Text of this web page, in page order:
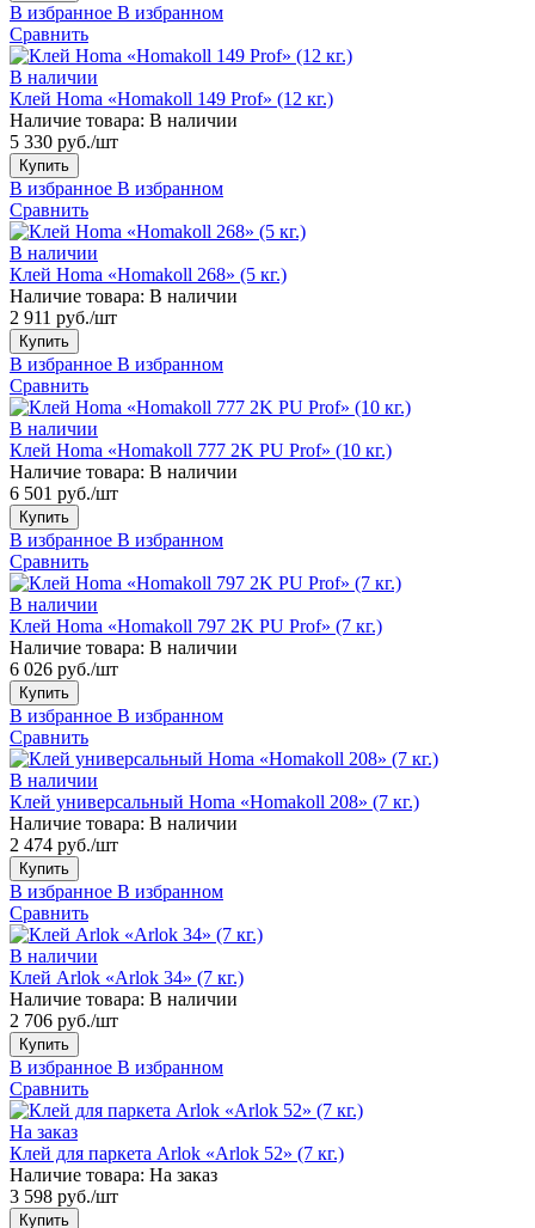
В избранное В избранном
Сравнить
В наличии
Клей Homa «Homakoll 149 Prof» (12 кг.)
Наличие товара: В наличии
5 330 руб./шт
Купить
В избранное В избранном
Сравнить
В наличии
Клей Homa «Homakoll 268» (5 кг.)
Наличие товара: В наличии
2 911 руб./шт
Купить
В избранное В избранном
Сравнить
В наличии
Клей Homa «Homakoll 777 2K PU Prof» (10 кг.)
Наличие товара: В наличии
6 501 руб./шт
Купить
В избранное В избранном
Сравнить
В наличии
Клей Homa «Homakoll 797 2K PU Prof» (7 кг.)
Наличие товара: В наличии
6 026 руб./шт
Купить
В избранное В избранном
Сравнить
В наличии
Клей универсальный Homa «Homakoll 208» (7 кг.)
Наличие товара: В наличии
2 474 руб./шт
Купить
В избранное В избранном
Сравнить
В наличии
Клей Arlok «Arlok 34» (7 кг.)
Наличие товара: В наличии
2 706 руб./шт
Купить
В избранное В избранном
Сравнить
На заказ
Клей для паркета Arlok «Arlok 52» (7 кг.)
Наличие товара: На заказ
3 598 руб./шт
Купить